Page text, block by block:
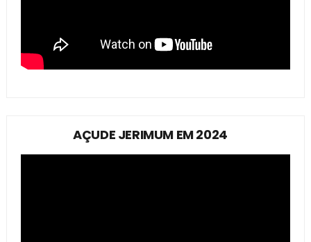
AÇUDE JERIMUM EM 2024